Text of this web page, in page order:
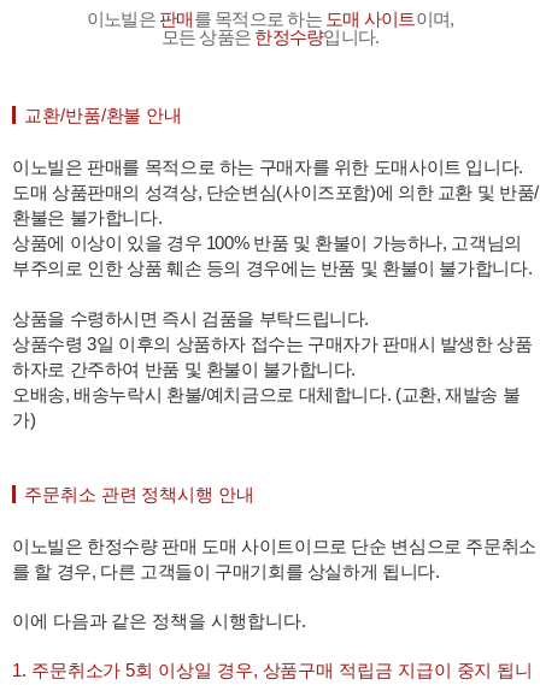
이노빌은 판매를 목적으로 하는 도매 사이트이며,
모든 상품은 한정수량입니다.
교환/반품/환불 안내
이노빌은 판매를 목적으로 하는 구매자를 위한 도매사이트 입니다.
도매 상품판매의 성격상, 단순변심(사이즈포함)에 의한 교환 및 반품/
환불은 불가합니다.
상품에 이상이 있을 경우 100% 반품 및 환불이 가능하나, 고객님의
부주의로 인한 상품 훼손 등의 경우에는 반품 및 환불이 불가합니다.
상품을 수령하시면 즉시 검품을 부탁드립니다.
상품수령 3일 이후의 상품하자 접수는 구매자가 판매시 발생한 상품
하자로 간주하여 반품 및 환불이 불가합니다.
오배송, 배송누락시 환불/예치금으로 대체합니다. (교환, 재발송 불
가)
주문취소 관련 정책시행 안내
이노빌은 한정수량 판매 도매 사이트이므로 단순 변심으로 주문취소
를 할 경우, 다른 고객들이 구매기회를 상실하게 됩니다.
이에 다음과 같은 정책을 시행합니다.
1. 주문취소가 5회 이상일 경우, 상품구매 적립금 지급이 중지 됩니